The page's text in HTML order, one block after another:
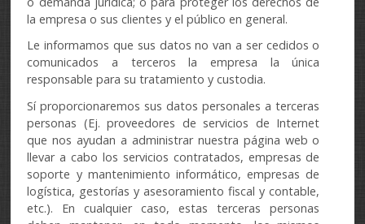
la empresa o sus clientes y el público en general.
Le informamos que sus datos no van a ser cedidos o
comunicados a terceros la empresa la única
responsable para su tratamiento y custodia.
Sí proporcionaremos sus datos personales a terceras
personas (Ej. proveedores de servicios de Internet
que nos ayudan a administrar nuestra página web o
llevar a cabo los servicios contratados, empresas de
soporte y mantenimiento informático, empresas de
logística, gestorías y asesoramiento fiscal y contable,
etc.). En cualquier caso, estas terceras personas